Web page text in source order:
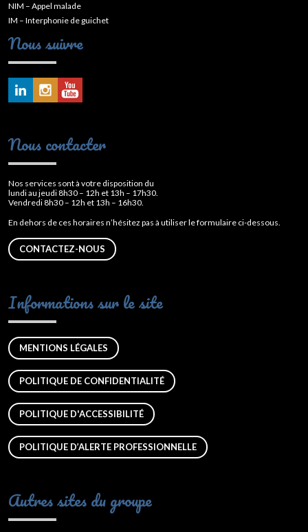
NIM – Appel malade
IM – Interphonie de guichet
Nous suivre
Nous contacter
Nos services sont à votre disposition du
lundi au jeudi 8h30 – 12h et 13h – 17h30.
Vendredi 8h30 – 12h et 13h – 16h30.
En dehors de ces horaires n’hésitez pas à utiliser le formulaire ci-dessous.
CONTACTEZ-NOUS
Informations sur le site
MENTIONS LÉGALES
POLITIQUE DE CONFIDENTIALITÉ
POLITIQUE D'ACCESSIBILITÉ
POLITIQUE D’ALERTE PROFESSIONNELLE
Autres sites du groupe